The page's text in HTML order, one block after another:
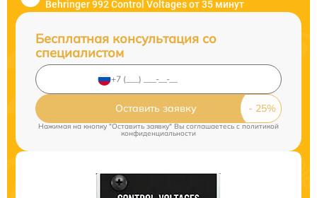
Behringer 992 Control Voltages от 35 минут
Бесплатная консультация со
специалистом
Оставить заявку
Нажимая на кнопку "Оставить заявку" Вы соглашаетесь cполитикой
конфиденциальности